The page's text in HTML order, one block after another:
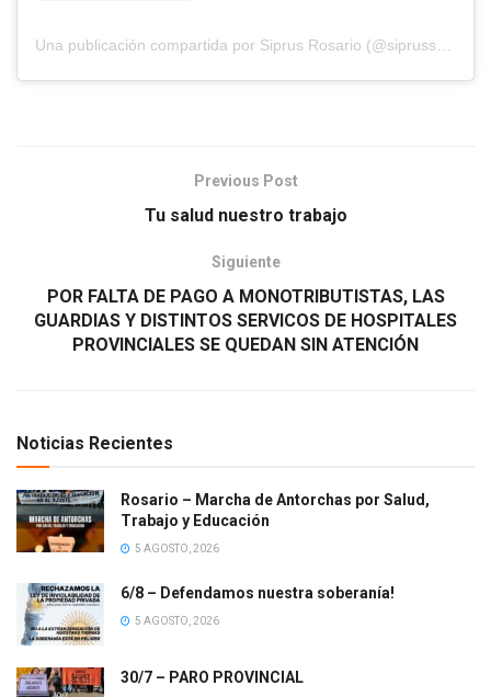
Una publicación compartida por Siprus Rosario (@siprussrosario)
Previous Post
Tu salud nuestro trabajo
Siguiente
POR FALTA DE PAGO A MONOTRIBUTISTAS, LAS
GUARDIAS Y DISTINTOS SERVICOS DE HOSPITALES
PROVINCIALES SE QUEDAN SIN ATENCIÓN
Noticias Recientes
Rosario – Marcha de Antorchas por Salud,
Trabajo y Educación
5 AGOSTO, 2026
6/8 – Defendamos nuestra soberanía!
5 AGOSTO, 2026
30/7 – PARO PROVINCIAL